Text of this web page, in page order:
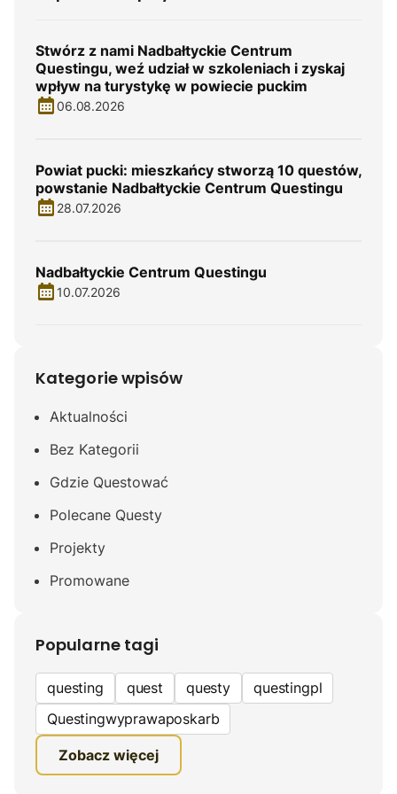
Stwórz z nami Nadbałtyckie Centrum
Questingu, weź udział w szkoleniach i zyskaj
wpływ na turystykę w powiecie puckim
06.08.2026
Powiat pucki: mieszkańcy stworzą 10 questów,
powstanie Nadbałtyckie Centrum Questingu
28.07.2026
Nadbałtyckie Centrum Questingu
10.07.2026
Kategorie wpisów
Aktualności
Bez Kategorii
Gdzie Questować
Polecane Questy
Projekty
Promowane
Popularne tagi
questing quest questy
questingpl
Questingwyprawaposkarb
edukacyjna gra terenowa
fundacja questingu
Zobacz więcej